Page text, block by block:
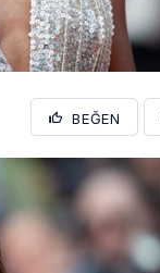
BEĞEN